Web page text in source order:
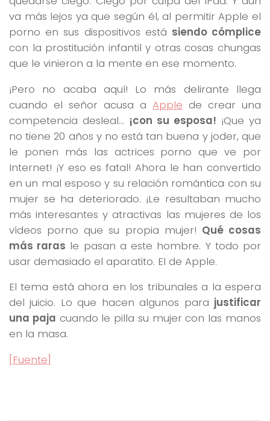
va más lejos ya que según él, al permitir Apple el
porno en sus dispositivos está siendo cómplice
con la prostitución infantil y otras cosas chungas
que le vinieron a la mente en ese momento.
¡Pero no acaba aquí! Lo más delirante llega
cuando el señor acusa a Apple de crear una
competencia desleal… ¡con su esposa! ¡Que ya
no tiene 20 años y no está tan buena y joder, que
le ponen más las actrices porno que ve por
Internet! ¡Y eso es fatal! Ahora le han convertido
en un mal esposo y su relación romántica con su
mujer se ha deteriorado. ¡Le resultaban mucho
más interesantes y atractivas las mujeres de los
vídeos porno que su propia mujer! Qué cosas
más raras le pasan a este hombre. Y todo por
usar demasiado el aparatito. El de Apple.
El tema está ahora en los tribunales a la espera
del juicio. Lo que hacen algunos para justificar
una paja cuando le pilla su mujer con las manos
en la masa.
[Fuente]